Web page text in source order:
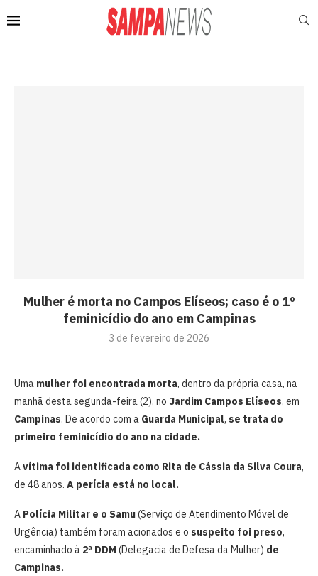
Mulher é morta no Campos Elíseos; caso é o 1º
feminicídio do ano em Campinas
3 de fevereiro de 2026
Uma mulher foi encontrada morta, dentro da própria casa, na
manhã desta segunda-feira (2), no Jardim Campos Elíseos, em
Campinas. De acordo com a Guarda Municipal, se trata do
primeiro feminicídio do ano na cidade.
Avítima foi identificada como Rita de Cássia da Silva Coura,
de 48 anos. A perícia está no local.
A Polícia Militar e o Samu(Serviço de Atendimento Móvel de
Urgência) também foram acionados e o suspeito foi preso,
encaminhado à 2ª DDM(Delegacia de Defesa da Mulher) de
Campinas.